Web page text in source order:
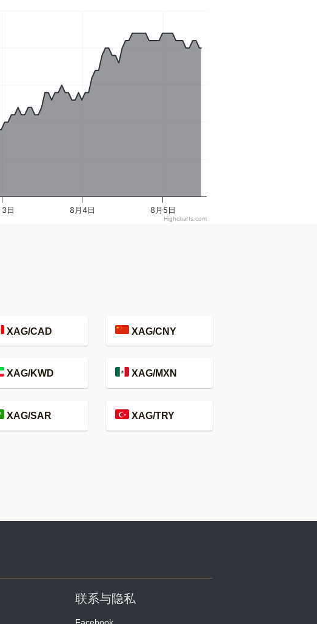
日 8月4日 8月5日
Highcharts.com
XAG/CAD XAG/CNY
XAG/KWD XAG/MXN
XAG/SAR XAG/TRY
联系与隐私